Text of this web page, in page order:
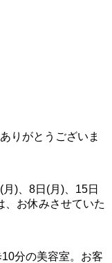
りがとうございま
月)、8日(月)、15日
、お休みさせていた
分の美容室。お客